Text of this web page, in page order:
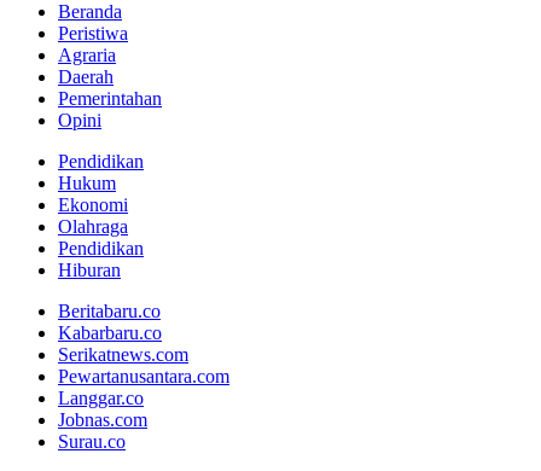
Beranda
Peristiwa
Agraria
Daerah
Pemerintahan
Opini
Pendidikan
Hukum
Ekonomi
Olahraga
Pendidikan
Hiburan
Beritabaru.co
Kabarbaru.co
Serikatnews.com
Pewartanusantara.com
Langgar.co
Jobnas.com
Surau.co